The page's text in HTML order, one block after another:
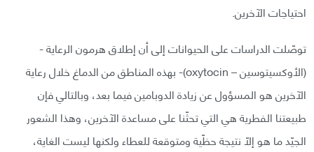
احتياجات الآخرين.
توصّلت الدراسات على الحيوانات إلى أن إطلاق هرمون الرعاية -
(الأوكسيتوسين – oxytocin)- بهذه المناطق من الدماغ خلال رعاية
الآخرين هو المسؤول عن زيادة الدوبامين فيما بعد، وبالتالي فإن
طبيعتنا الفطرية هي التي تحثّنا على مساعدة الآخرين، وهذا الشعور
الجيّد ما هو إلّا نتيجة حظّية ومتوقعة للعطاء ولكنها ليست الغاية،